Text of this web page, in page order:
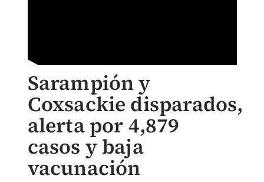
Sarampión y
Coxsackie disparados,
alerta por 4,879
casos y baja
vacunación